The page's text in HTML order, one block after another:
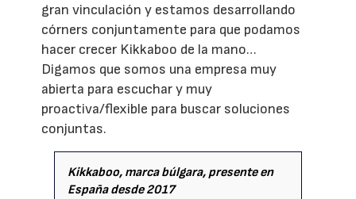
gran vinculación y estamos desarrollando
córners conjuntamente para que podamos
hacer crecer Kikkaboo de la mano…
Digamos que somos una empresa muy
abierta para escuchar y muy
proactiva/flexible para buscar soluciones
conjuntas.
Kikkaboo, marca búlgara, presente en
España desde 2017